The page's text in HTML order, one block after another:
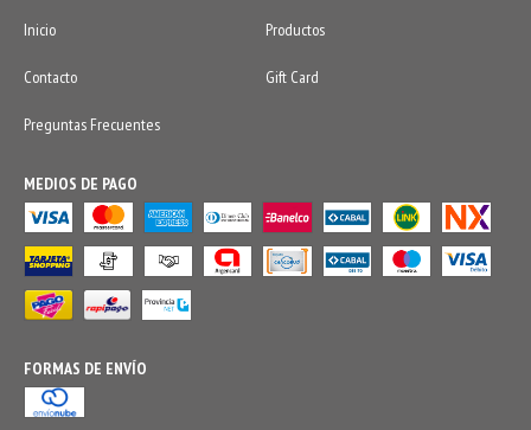
Inicio
Productos
Contacto Gift Card
Preguntas Frecuentes
MEDIOS DE PAGO
FORMAS DE ENVÍO